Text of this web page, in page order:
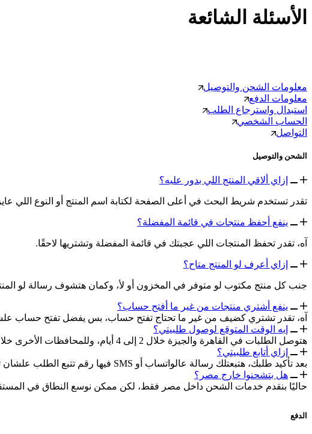
الأسئلة الشائعة
معلومات الشحن والتوصيل
معلومات الدفع
استبدال واسترجاع الطلب
الحساب الشخصي
التواصل
الشحن والتوصيل
إزاي ألاقي المنتج اللي بدور عليه؟
تقدر تستخدم شريط البحث في أعلى الصفحة لكتابة اسم المنتج أو النوع اللي
ينفع أحفظ منتجات في قائمة المفضلة؟
آه، تقدر تحفظ المنتجات اللي عجبتك في قائمة المفضلة وتشتريها لاحقًا.
إزاي أعرف لو المنتج متاح؟
جنب كل منتج مكتوب لو متوفر في المخزون أو لأ، وكمان هتشوف رسالة لو
ينفع أشتري منتجات من غير ما أفتح حساب؟
آه، تقدر تشتري كضيف من غير ما تحتاج تفتح حساب، بس يفضل تفتح حساب
إيه الوقت المتوقع لوصول طلبيتي؟
هتوصل الطلبات في القاهرة والجيزة خلال 2 إلى 4 أيام، وللمحافظات الأخرى خلال 3 إلى 7 أيام.
إزاي أتابع طلبيتي؟
بعد تأكيد طلبك، هتبعتلك رسالة عالواتساب أو SMS فيها رقم تتبع الطلب علشان تقدر تعرف مكانه.
هل بتشحنوا خارج مصر؟
حاليًا بنقدم خدمات الشحن داخل مصر فقط، لكن ممكن نوسع النطاق في
الدفع